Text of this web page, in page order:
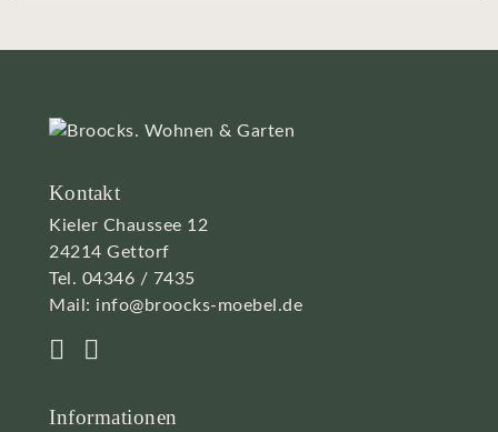
Kontakt
Kieler Chaussee 12
24214 Gettorf
Tel. 04346 / 7435
Mail: info@broocks-moebel.de
Informationen